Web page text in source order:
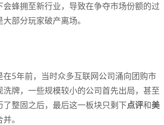
蜂拥至新行业，导致在争夺市场份额的过
部分玩家破产离场。
5年前，当时众多互联网公司涌向团购市
牌，一些规模较小的公司首先出局，甚至
整固之后，最后这一板块只剩下点评和美
。